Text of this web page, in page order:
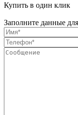
Купить в один клик
Заполните данные для